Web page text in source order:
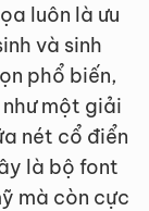
luôn là ưu
và sinh
phổ biến,
như một giải
nét cổ điển
là bộ font
mà còn cực